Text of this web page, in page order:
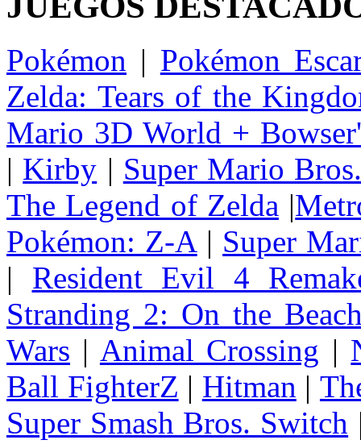
Pokémon | Pokémon
Zelda: Tears of the
Mario 3D World +
| Kirby | Super Mario
The Legend of Zelda |
Pokémon: Z-A | Super
| Resident Evil 4
Stranding 2: On the
Wars | Animal Crossing |
Ball FighterZ | Hitman |
Super Smash Bros. Switch